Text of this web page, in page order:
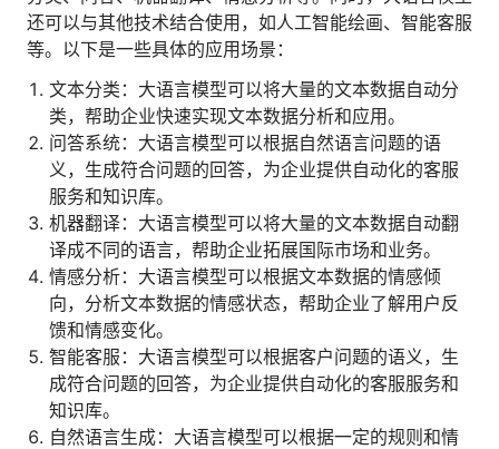
还可以与其他技术结合使用，如人工智能绘画、智能客服
等。以下是一些具体的应用场景：
文本分类：大语言模型可以将大量的文本数据自动分
类，帮助企业快速实现文本数据分析和应用。
问答系统：大语言模型可以根据自然语言问题的语
义，生成符合问题的回答，为企业提供自动化的客服
服务和知识库。
机器翻译：大语言模型可以将大量的文本数据自动翻
译成不同的语言，帮助企业拓展国际市场和业务。
情感分析：大语言模型可以根据文本数据的情感倾
向，分析文本数据的情感状态，帮助企业了解用户反
馈和情感变化。
智能客服：大语言模型可以根据客户问题的语义，生
成符合问题的回答，为企业提供自动化的客服服务和
知识库。
自然语言生成：大语言模型可以根据一定的规则和情